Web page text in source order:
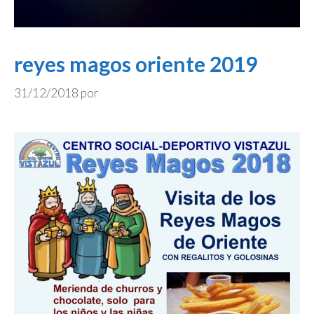
reyes magos oriente 2019
31/12/2018 por